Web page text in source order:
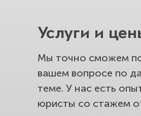
Услуги и
Мы точно сможем
вашем вопросе по
теме. У нас есть
юристы со стажем